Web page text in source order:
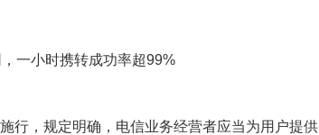
行，规定明确，电信业务经营者应当为用户提供